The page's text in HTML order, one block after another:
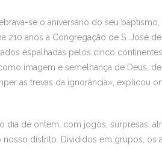
se o aniversário do seu
210 anos a Congregação de S. José
espalhadas pelos cinco
imagem e semelhança de Deus, de
as trevas da ignorância», explicou
dia de ontem, com jogos, surpresas,
distrito. Divididos em grupos, os